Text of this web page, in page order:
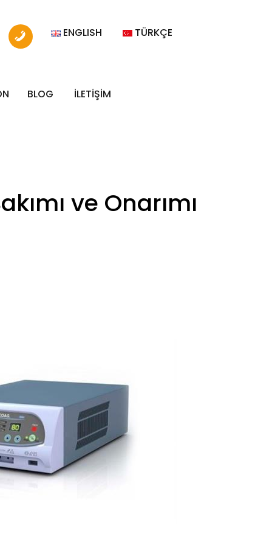
ENGLISH TÜRKÇE
BLOG İLETİŞİM
ve Onarımı